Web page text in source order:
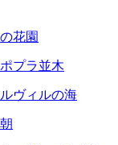
花園
プラ並木
ヴィルの海